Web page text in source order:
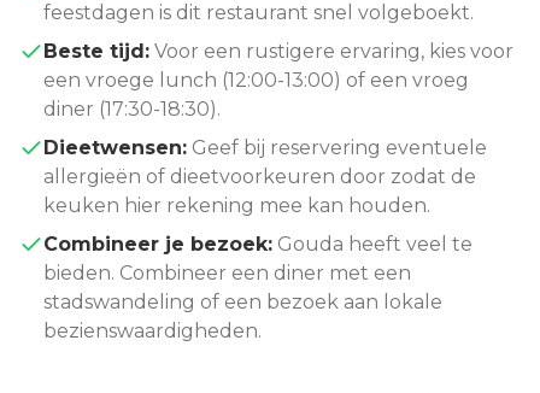
feestdagen is dit restaurant snel volgeboekt.
Beste tijd: Voor een rustigere ervaring, kies voor
een vroege lunch (12:00-13:00) of een vroeg
diner (17:30-18:30).
Dieetwensen: Geef bij reservering eventuele
allergieën of dieetvoorkeuren door zodat de
keuken hier rekening mee kan houden.
Combineer je bezoek: Gouda heeft veel te
bieden. Combineer een diner met een
stadswandeling of een bezoek aan lokale
bezienswaardigheden.